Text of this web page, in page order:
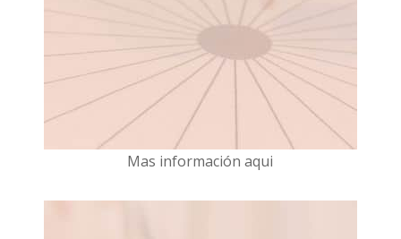
Mas información aqui